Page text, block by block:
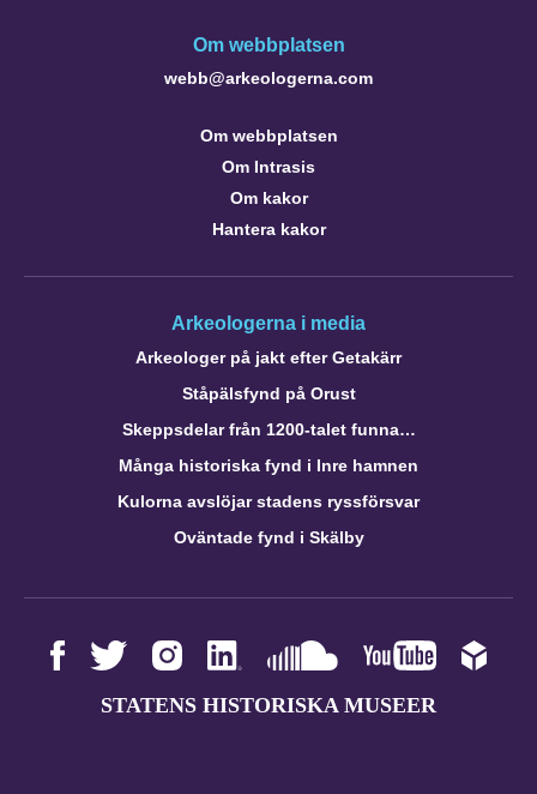
Om webbplatsen
webb@arkeologerna.com
Om webbplatsen
Om Intrasis
Om kakor
Hantera kakor
Arkeologerna i media
Arkeologer på jakt efter Getakärr
Ståpälsfynd på Orust
Skeppsdelar från 1200-talet funna…
Många historiska fynd i Inre hamnen
Kulorna avslöjar stadens ryssförsvar
Oväntade fynd i Skälby
STATENS HISTORISKA MUSEER